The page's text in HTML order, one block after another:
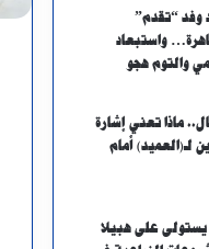
وفد “تقدم”
واستبعاد
والتوم هجو
ماذا تعني إشارة
لـ(العميد) أمام
يستولى على هبيلا